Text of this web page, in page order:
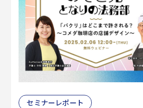
セミナーレポート